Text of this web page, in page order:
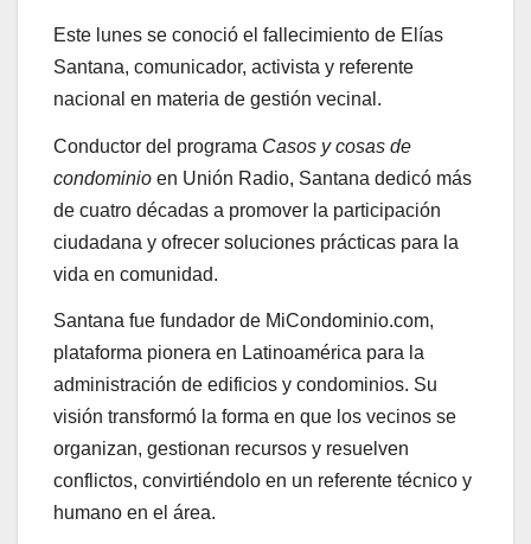
Este lunes se conoció el fallecimiento de Elías
Santana, comunicador, activista y referente
nacional en materia de gestión vecinal.
Conductor del programa Casos y cosas de
condominio en Unión Radio, Santana dedicó más
de cuatro décadas a promover la participación
ciudadana y ofrecer soluciones prácticas para la
vida en comunidad.
Santana fue fundador de MiCondominio.com,
plataforma pionera en Latinoamérica para la
administración de edificios y condominios. Su
visión transformó la forma en que los vecinos se
organizan, gestionan recursos y resuelven
conflictos, convirtiéndolo en un referente técnico y
humano en el área.